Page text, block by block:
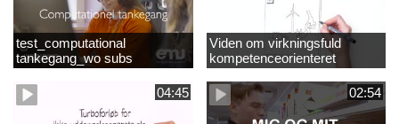
test_computational
tankegang_wo subs
Viden om virkningsfuld
kompetenceorienteret
naturfagsundervisning
04:45
02:54